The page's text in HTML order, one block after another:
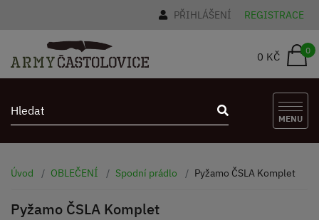
PŘIHLÁŠENÍ REGISTRACE
0 KČ 0
MENU
Úvod OBLEČENÍ Spodní prádlo Pyžamo ČSLA Komplet
Pyžamo ČSLA Komplet